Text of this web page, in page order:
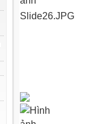
Slide26.JPG